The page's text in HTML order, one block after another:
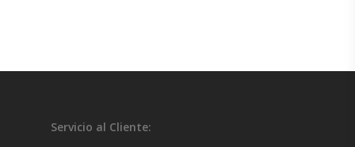
Servicio al Cliente: